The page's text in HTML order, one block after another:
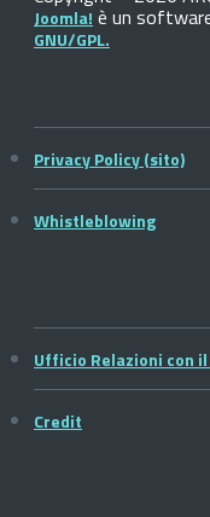
Joomla! è un
GNU/GPL.
Privacy Policy (sito)
Whistleblowing
Ufficio Relazioni con
Credit